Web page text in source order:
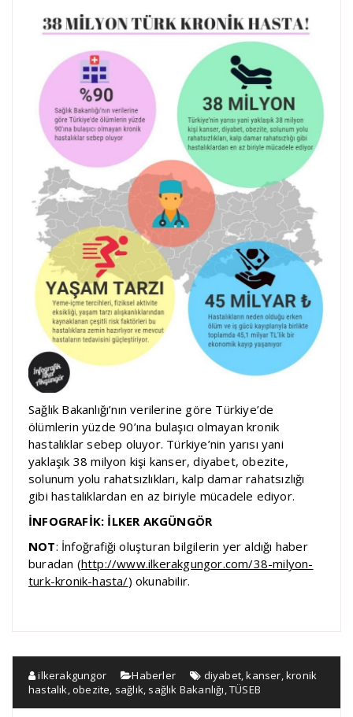
Sağlık Bakanlığı’nın verilerine göre Türkiye’de
ölümlerin yüzde 90’ına bulaşıcı olmayan kronik
hastalıklar sebep oluyor. Türkiye’nin yarısı yani
yaklaşık 38 milyon kişi kanser, diyabet, obezite,
solunum yolu rahatsızlıkları, kalp damar rahatsızlığı
gibi hastalıklardan en az biriyle mücadele ediyor.
İNFOGRAFİK: İLKER AKGÜNGÖR
NOT: İnfoğrafiği oluşturan bilgilerin yer aldığı haber
buradan (http://www.ilkerakgungor.com/38-milyon-
turk-kronik-hasta/) okunabilir.
ilkerakgungor Haberler diyabet,kanser,kronik
hastalık,obezite, sağlık, sağlık Bakanlığı,TÜSEB